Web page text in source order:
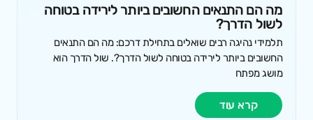
מה הם התנאים החשובים ביותר לירידה בטוחה
לשול הדרך?
תלמידי נהיגה רבים שואלים בתחילת דרכם: מה הם התנאים
החשובים ביותר לירידה בטוחה לשול הדרך?. שול הדרך הוא
מושג מפתח
קרא עוד